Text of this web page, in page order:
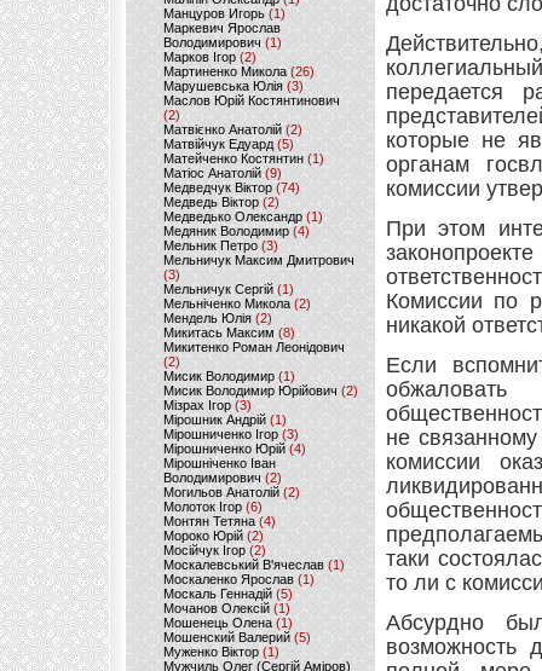
Манцуров Игорь (1)
Маркевич Ярослав
Володимирович (1)
Марков Ігор (2)
Мартиненко Микола (26)
Марушевська Юлія (3)
Маслов Юрій Костянтинович
(2)
Матвієнко Анатолій (2)
Матвійчук Едуард(5)
Матейченко Костянтин (1)
Матіос Анатолій (9)
Медведчук Віктор(74)
Медведь Віктор (2)
Медведько Олександр (1)
Медяник Володимир(4)
Мельник Петро (3)
Мельничук Максим Дмитрович
(3)
Мельничук Сергій (1)
Мельніченко Микола (2)
Мендель Юлія (2)
Микитась Максим (8)
Микитенко Роман Леонідович
(2)
Мисик Володимир (1)
Мисик Володимир Юрійович(2)
Мізрах Ігор(3)
Мірошник Андрій(1)
Мірошниченко Ігор (3)
Мірошниченко Юрій(4)
Мірошніченко Іван
Володимирович (2)
Могильов Анатолій (2)
Молоток Ігор (6)
Монтян Тетяна (4)
Мороко Юрій(2)
Мосійчук Ігор (2)
Москалевський В'ячеслав (1)
Москаленко Ярослав (1)
Москаль Геннадій (5)
Мочанов Олексій(1)
Мошенець Олена(1)
Мошенский Валерий (5)
Муженко Віктор (1)
Мужчиль Олег (Сергій Аміров)
передается
которые не
органам
комиссии
При этом
Комиссии по
никакой
Если
не
комиссии
таки
то ли с
Абсурдно
возможность